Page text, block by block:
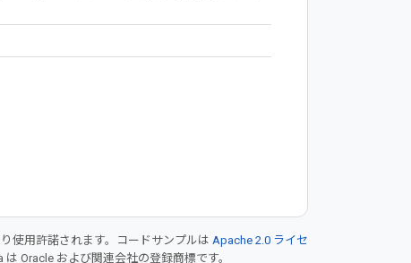
使用許諾されます。コードサンプルは Apache 2.0 ライセ
Oracle および関連会社の登録商標です。